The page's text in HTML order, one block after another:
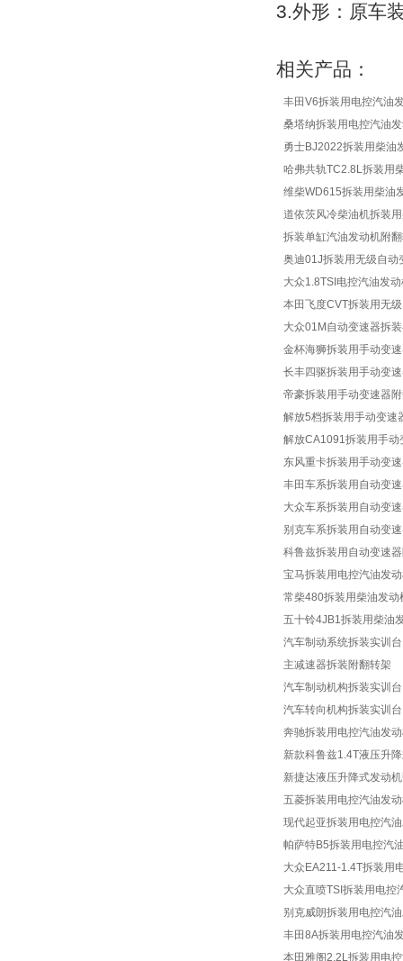
3.外形：原车
相关产品：
丰田V6拆装用电控汽油
桑塔纳拆装用电控汽油
勇士BJ2022拆装用柴油
哈弗共轨TC2.8L拆装用
维柴WD615拆装用柴油
道依茨风冷柴油机拆装
拆装单缸汽油发动机附
奥迪01J拆装用无级自动
大众1.8TSI电控汽油发
本田飞度CVT拆装用无
大众01M自动变速器拆
金杯海狮拆装用手动变
长丰四驱拆装用手动变
帝豪拆装用手动变速器
解放5档拆装用手动变速
解放CA1091拆装用手动
东风重卡拆装用手动变
丰田车系拆装用自动变
大众车系拆装用自动变
别克车系拆装用自动变
科鲁兹拆装用自动变速
宝马拆装用电控汽油发
常柴480拆装用柴油发动
五十铃4JB1拆装用柴油
汽车制动系统拆装实训台
主减速器拆装附翻转架
汽车制动机构拆装实训台
汽车转向机构拆装实训台
奔驰拆装用电控汽油发
新款科鲁兹1.4T液压升
新捷达液压升降式发动
五菱拆装用电控汽油发
现代起亚拆装用电控汽
帕萨特B5拆装用电控汽
大众EA211-1.4T拆装用
大众直喷TSI拆装用电控
别克威朗拆装用电控汽
丰田8A拆装用电控汽油
本田雅阁2.2L拆装用电